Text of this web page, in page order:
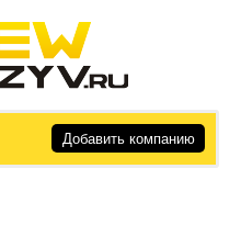
Добавить компанию